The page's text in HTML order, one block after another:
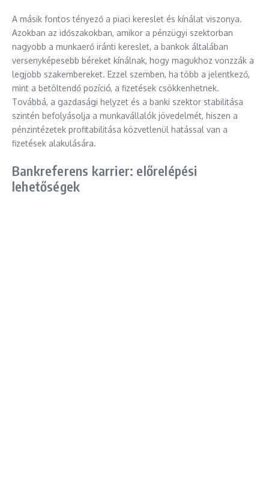
A másik fontos tényező a piaci kereslet és kínálat viszonya.
Azokban az időszakokban, amikor a pénzügyi szektorban
nagyobb a munkaerő iránti kereslet, a bankok általában
versenyképesebb béreket kínálnak, hogy magukhoz vonzzák a
legjobb szakembereket. Ezzel szemben, ha több a jelentkező,
mint a betöltendő pozíció, a fizetések csökkenhetnek.
Továbbá, a gazdasági helyzet és a banki szektor stabilitása
szintén befolyásolja a munkavállalók jövedelmét, hiszen a
pénzintézetek profitabilitása közvetlenül hatással van a
fizetések alakulására.
Bankreferens karrier: előrelépési
lehetőségek